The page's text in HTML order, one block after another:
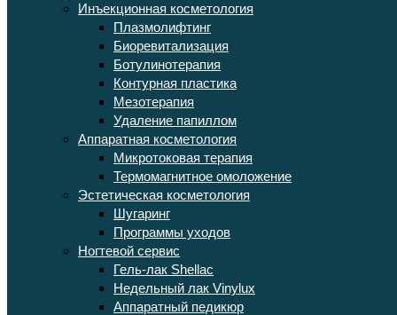
Инъекционная косметология
Плазмолифтинг
Биоревитализация
Ботулинотерапия
Контурная пластика
Мезотерапия
Удаление папиллом
Аппаратная косметология
Микротоковая терапия
Термомагнитное омоложение
Эстетическая косметология
Шугаринг
Программы уходов
Ногтевой сервис
Гель-лак Shellac
Недельный лак Vinylux
Аппаратный педикюр